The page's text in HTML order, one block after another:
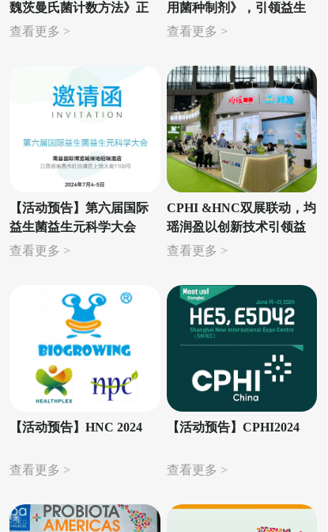
魏茨曼氏菌计数方法》正
式启用
查看更多 >
用菌种制剂》，引领益生
菌行业规范化发展
查看更多 >
【活动预告】第六届国际
益生菌益生元科学大会
查看更多 >
CPHI &HNC双展联动，均
瑶润盈以创新技术引领益
生菌行业新风尚
查看更多 >
【活动预告】HNC 2024
查看更多 >
【活动预告】CPHI2024
查看更多 >